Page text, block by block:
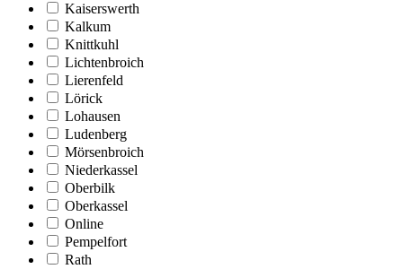
Kaiserswerth
Kalkum
Knittkuhl
Lichtenbroich
Lierenfeld
Lörick
Lohausen
Ludenberg
Mörsenbroich
Niederkassel
Oberbilk
Oberkassel
Online
Pempelfort
Rath